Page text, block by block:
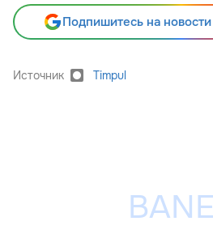
Подпишитесь на
Источник Timpul